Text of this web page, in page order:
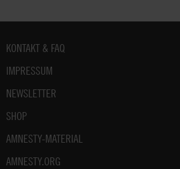
Fußbereich
KONTAKT & FAQ
IMPRESSUM
NEWSLETTER
SHOP
AMNESTY-MATERIAL
AMNESTY.ORG